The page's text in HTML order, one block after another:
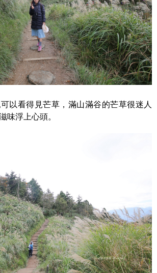
以看得見芒草，滿山滿谷的芒草很迷人
味浮上心頭。